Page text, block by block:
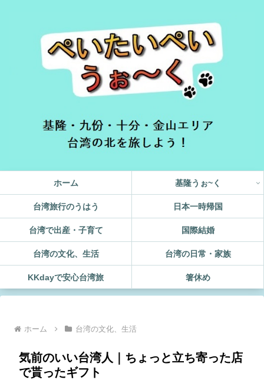
ホーム 基隆うぉ~く
台湾旅行のうはう 日本一時帰国
台湾で出産・子育て 国際結婚
台湾の文化、生活 台湾の日常・家族
KKdayで安心台湾旅 箸休め
ホーム 台湾の文化、生活
気前のいい台湾人｜ちょっと立ち寄った店
で貰ったギフト